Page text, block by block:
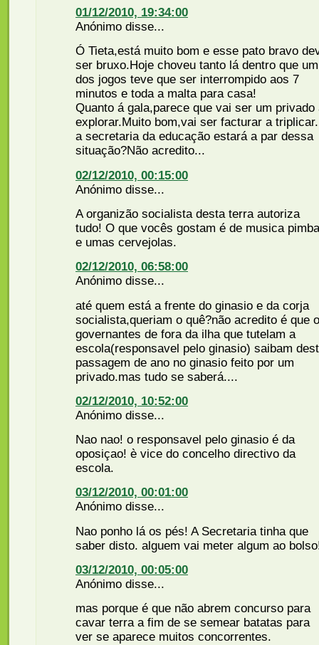
01/12/2010, 19:34:00
Anónimo disse...
Ó Tieta,está muito bom e esse pato bravo
ser bruxo.Hoje choveu tanto lá dentro que um
dos jogos teve que ser interrompido aos 7
minutos e toda a malta para casa!
Quanto á gala,parece que vai ser um privado
explorar.Muito bom,vai ser facturar a triplicar.
a secretaria da educação estará a par dessa
situação?Não acredito...
02/12/2010, 00:15:00
Anónimo disse...
A organizão socialista desta terra autoriza
tudo! O que vocês gostam é de musica pimba
e umas cervejolas.
02/12/2010, 06:58:00
Anónimo disse...
até quem está a frente do ginasio e da corja
socialista,queriam o quê?não acredito é que
governantes de fora da ilha que tutelam a
escola(responsavel pelo ginasio) saibam
passagem de ano no ginasio feito por um
privado.mas tudo se saberá....
02/12/2010, 10:52:00
Anónimo disse...
Nao nao! o responsavel pelo ginasio é da
oposiçao! è vice do concelho directivo da
escola.
03/12/2010, 00:01:00
Anónimo disse...
Nao ponho lá os pés! A Secretaria tinha que
saber disto. alguem vai meter algum ao
03/12/2010, 00:05:00
Anónimo disse...
mas porque é que não abrem concurso para
cavar terra a fim de se semear batatas para
ver se aparece muitos concorrentes.